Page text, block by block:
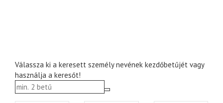
Válassza ki a keresett személy nevének kezdőbetűjét vagy
használja a keresőt!